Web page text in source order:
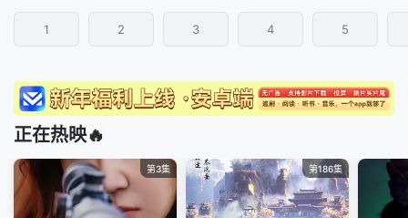
1 2 3 4 5
正在热映🔥
第3集 第186集